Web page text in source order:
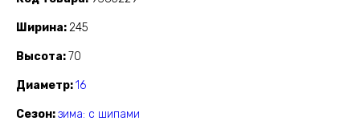
Ширина 245
Высота 70
Диаметр 16
Сезон зима: с шипами